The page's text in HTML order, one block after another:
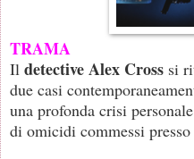
TRAMA
Il detective Alex Cross si
due casi
una profonda crisi
di omicidi commessi